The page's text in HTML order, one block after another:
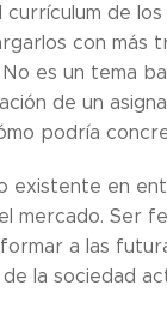
currículum de
con más
es un tema
de un
podría
existente en
mercado. Ser
a las
la sociedad